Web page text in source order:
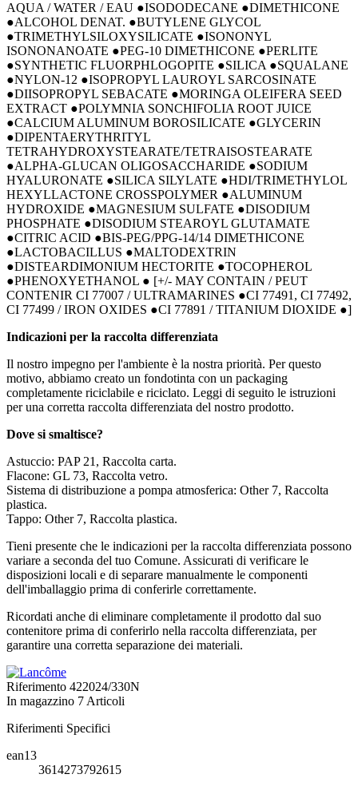
AQUA / WATER / EAU ●ISODODECANE ●DIMETHICONE
●ALCOHOL DENAT. ●BUTYLENE GLYCOL
●TRIMETHYLSILOXYSILICATE ●ISONONYL
ISONONANOATE ●PEG-10 DIMETHICONE ●PERLITE
●SYNTHETIC FLUORPHLOGOPITE ●SILICA ●SQUALANE
●NYLON-12 ●ISOPROPYL LAUROYL SARCOSINATE
●DIISOPROPYL SEBACATE ●MORINGA OLEIFERA SEED
EXTRACT ●POLYMNIA SONCHIFOLIA ROOT JUICE
●CALCIUM ALUMINUM BOROSILICATE ●GLYCERIN
●DIPENTAERYTHRITYL
TETRAHYDROXYSTEARATE/TETRAISOSTEARATE
●ALPHA-GLUCAN OLIGOSACCHARIDE ●SODIUM
HYALURONATE ●SILICA SILYLATE ●HDI/TRIMETHYLOL
HEXYLLACTONE CROSSPOLYMER ●ALUMINUM
HYDROXIDE ●MAGNESIUM SULFATE ●DISODIUM
PHOSPHATE ●DISODIUM STEAROYL GLUTAMATE
●CITRIC ACID ●BIS-PEG/PPG-14/14 DIMETHICONE
●LACTOBACILLUS ●MALTODEXTRIN
●DISTEARDIMONIUM HECTORITE ●TOCOPHEROL
●PHENOXYETHANOL ● [+/- MAY CONTAIN / PEUT
CONTENIR CI 77007 / ULTRAMARINES ●CI 77491, CI 77492,
CI 77499 / IRON OXIDES ●CI 77891 / TITANIUM DIOXIDE ●]
Indicazioni per la raccolta differenziata
Il nostro impegno per l'ambiente è la nostra priorità. Per questo
motivo, abbiamo creato un fondotinta con un packaging
completamente riciclabile e riciclato. Leggi di seguito le istruzioni
per una corretta raccolta differenziata del nostro prodotto.
Dove si smaltisce?
Astuccio: PAP 21, Raccolta carta.
Flacone: GL 73, Raccolta vetro.
Sistema di distribuzione a pompa atmosferica: Other 7, Raccolta
plastica.
Tappo: Other 7, Raccolta plastica.
Tieni presente che le indicazioni per la raccolta differenziata possono
variare a seconda del tuo Comune. Assicurati di verificare le
disposizioni locali e di separare manualmente le componenti
dell'imballaggio prima di conferirle correttamente.
Ricordati anche di eliminare completamente il prodotto dal suo
contenitore prima di conferirlo nella raccolta differenziata, per
garantire una corretta separazione dei materiali.
Riferimento 422024/330N
In magazzino 7 Articoli
Riferimenti Specifici
ean13
3614273792615